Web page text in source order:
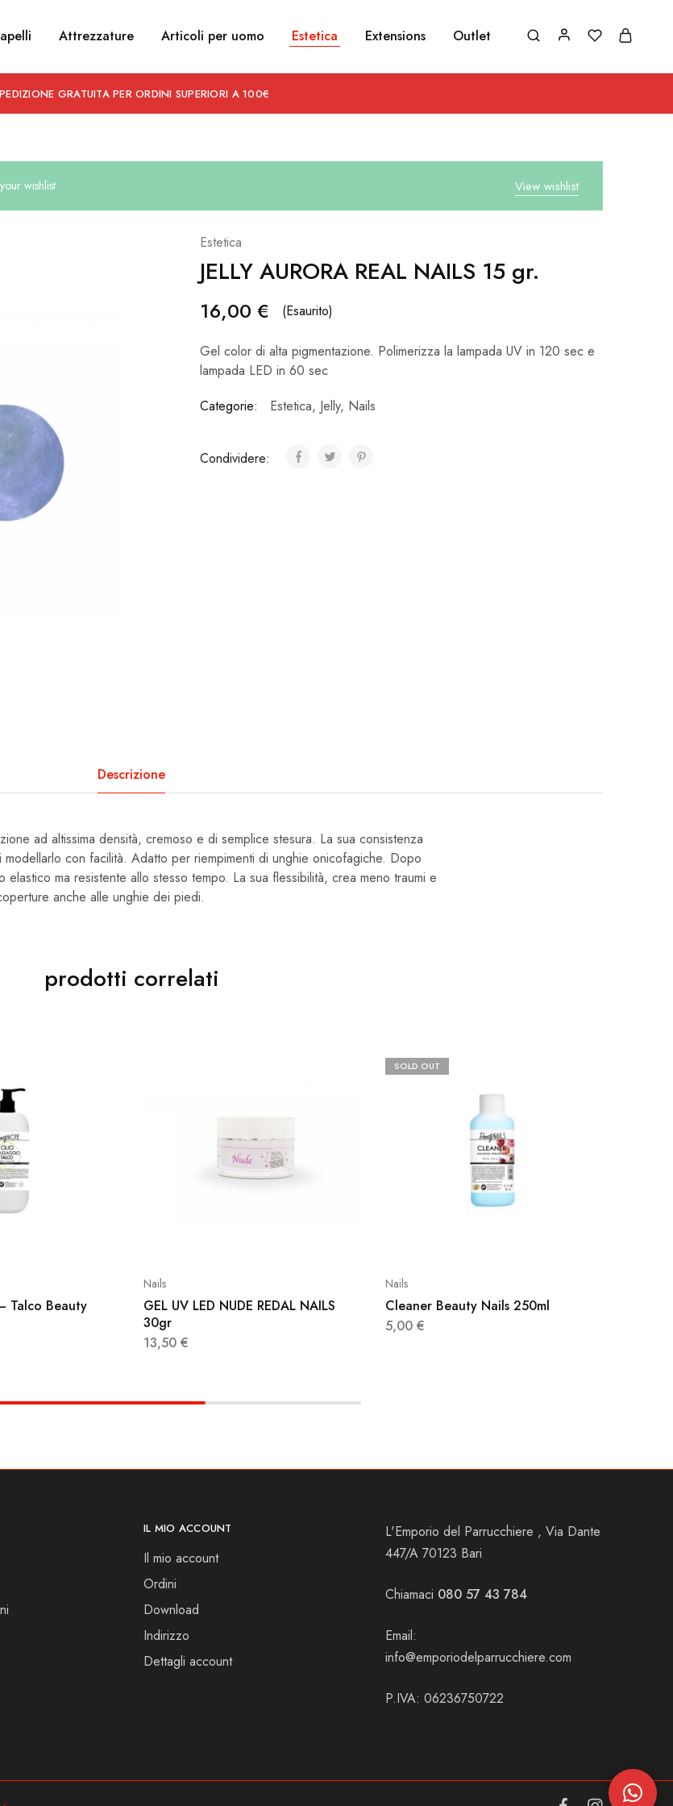
Attrezzature Articoli per uomo Estetica Extensions Outlet
GRATUITA PER ORDINI SUPERIORI A 100€
View wishlist
wishlist
Estetica
JELLY AURORA REAL NAILS 15 gr.
16,00 € (Esaurito)
Gel color di alta pigmentazione. Polimerizza la lampada UV in 120 sec e
lampada LED in 60 sec
Categorie:
Estetica, Jelly, Nails
Condividere:
Descrizione
ad altissima densità, cremoso e di semplice stesura. La sua consistenza
con facilità. Adatto per riempimenti di unghie onicofagiche. Dopo
elastico ma resistente allo stesso tempo. La sua flessibilità, crea meno traumi e
anche alle unghie dei piedi.
prodotti correlati
Talco Beauty
Nails
GEL UV LED NUDE REDAL NAILS
30gr
13,50 €
SOLD OUT
Nails
Cleaner Beauty Nails 250ml
5,00 €
IL MIO ACCOUNT
Il mio account
Ordini
Download
Indirizzo
Dettagli account
L'Emporio del Parrucchiere , Via Dante
447/A 70123 Bari
Chiamaci 080 57 43 784
Email:
info@emporiodelparrucchiere.com
P.IVA: 06236750722